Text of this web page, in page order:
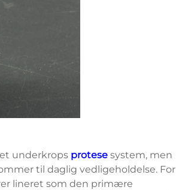
underkrops protese system, men
til daglig vedligeholdelse. For
lineret som den primære